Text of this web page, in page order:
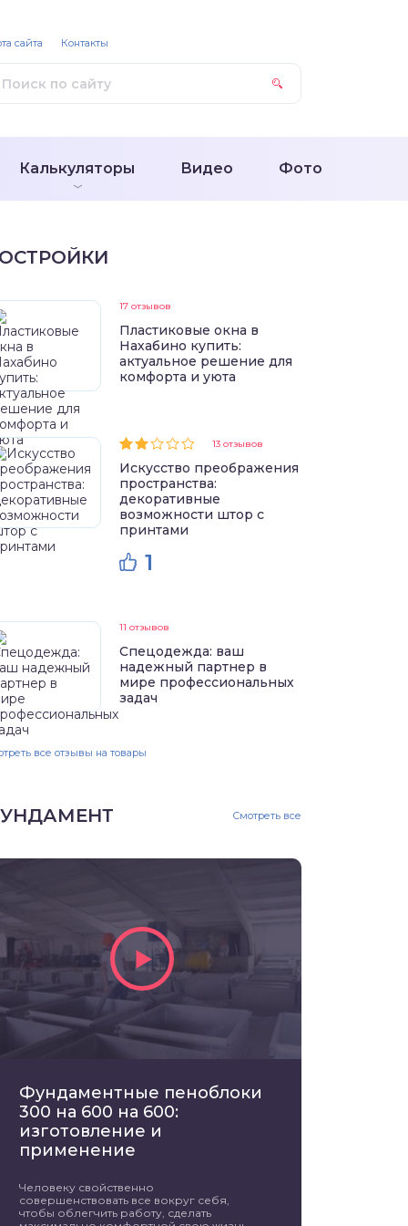
Калькуляторы Видео Фото
сайта Контакты
17 отзывов
Пластиковые окна в
Нахабино купить:
актуальное решение для
комфорта и уюта
13 отзывов
Искусство преображения
пространства:
декоративные
возможности штор с
принтами
1
11 отзывов
Спецодежда: ваш
надежный партнер в
мире профессиональных
задач
все отзывы на товары
Смотреть все
Фундаментные пеноблоки
300 на 600 на 600:
изготовление и
применение
Человеку свойственно
совершенствовать все вокруг себя,
чтобы облегчить работу, сделать